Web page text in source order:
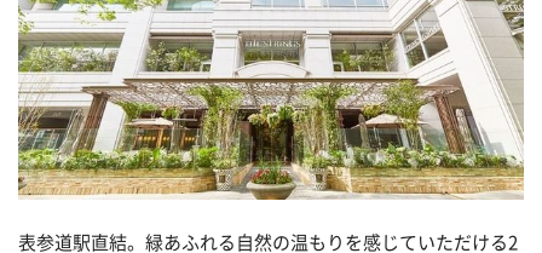
表参道駅直結。緑あふれる自然の温もりを感じていただける2